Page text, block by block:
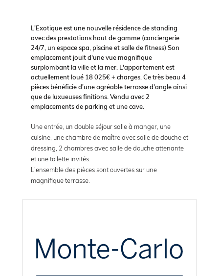
L'Exotique est une nouvelle résidence de standing
avec des prestations haut de gamme (conciergerie
24/7, un espace spa, piscine et salle de fitness) Son
emplacement jouit d'une vue magnifique
surplombant la ville et la mer. L'appartement est
actuellement loué 18 025€ + charges. Ce très beau 4
pièces bénéficie d'une agréable terrasse d'angle ainsi
que de luxueuses finitions. Vendu avec 2
emplacements de parking et une cave.
Une entrée, un double séjour salle à manger, une
cuisine, une chambre de maître avec salle de douche et
dressing, 2 chambres avec salle de douche attenante
et une toilette invités.
L'ensemble des pièces sont ouvertes sur une
magnifique terrasse.